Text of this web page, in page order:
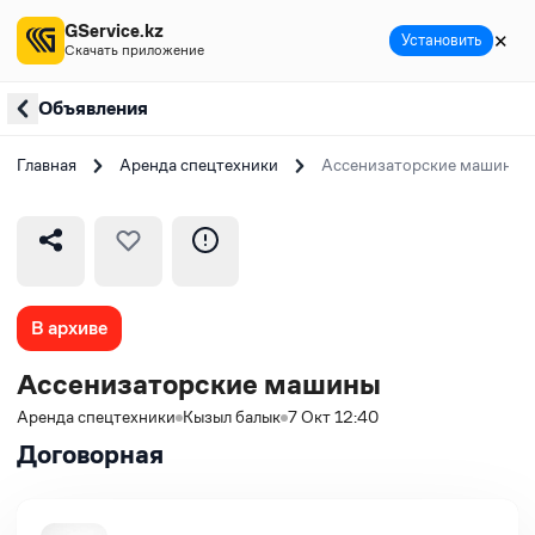
Объявления
Главная Аренда спецтехники Ассенизаторские машины
В архиве
Ассенизаторские машины
Аренда спецтехники Кызыл балык 7 Окт 12:40
Договорная
GService.kz
Скачать приложение Установить ✕